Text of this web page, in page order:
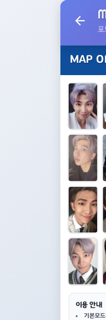
arrow_back
포
MAP
이용 안내
기본모드